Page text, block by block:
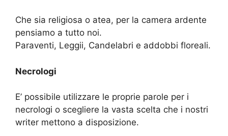
Che sia religiosa o atea, per la camera ardente
pensiamo a tutto noi.
Paraventi, Leggii, Candelabri e addobbi floreali.
Necrologi
E’ possibile utilizzare le proprie parole per i
necrologi o scegliere la vasta scelta che i nostri
writer mettono a disposizione.